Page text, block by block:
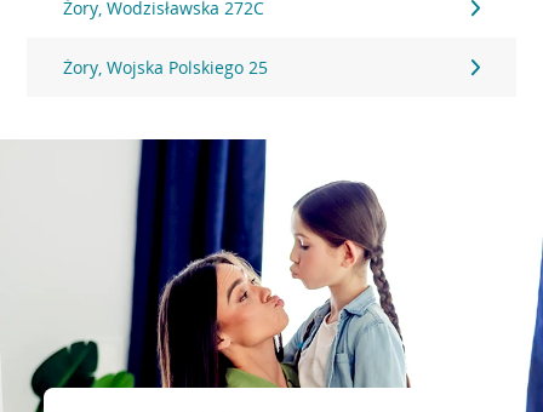
Żory, Wodzisławska 272C
Żory, Wojska Polskiego 25